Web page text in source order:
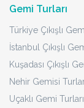
Gemi Turları
Türkiye Çıkışlı
İstanbul Çıkışlı
Kuşadası Çıkışlı
Nehir Gemisi
Uçaklı Gemi Turları